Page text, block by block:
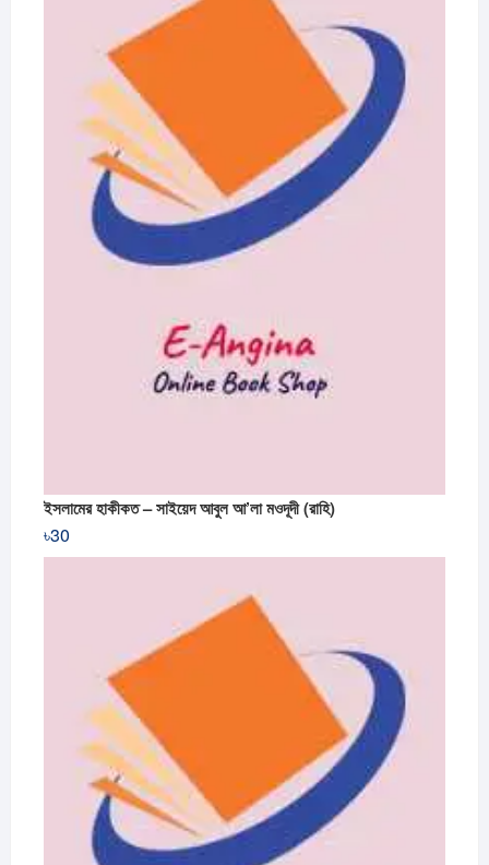
ইসলামের হাকীকত – সাইয়েদ আবুল আ’লা মওদূদী (রাহি)
৳30